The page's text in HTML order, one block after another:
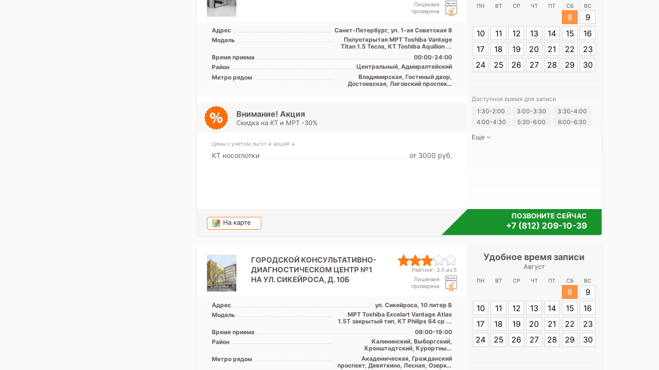
Лицензия
проверена
Адрес
Санкт-Петербург, ул. 1-ая Советская 8
Модель
Полуоткрытая МРТ Toshiba Vantage
Titan 1.5 Тесла, КТ Toshiba Aquilion ...
Время приема
00:00-24:00
Район
Центральный, Адмиралтейский
Метро рядом
Владимирская, Гостиный двор,
Достоевская, Лиговский проспект,
Внимание! Акция
Скидка на КТ и МРТ -30%
Цены с учетом льгот и акций ↓
КТ носоглотки от 3000 pуб.
ПН ВТ СР ЧТ ПТ СБ ВС
8
9
10
11 12 13 14 15
16
17
18 19 20 21 22
23
24
25 26 27 28 29 30
Доступное время для записи
1:30-2:00
3:00-3:30
3:30-4:00
4:00-4:30
5:30-6:00 6:00-6:30
Еще
На карте
ПОЗВОНИТЕ СЕЙЧАС
+7 (812) 209-10-39
ГОРОДСКОЙ КОНСУЛЬТАТИВНО-
ДИАГНОСТИЧЕСКОМ ЦЕНТР №1
НА УЛ. СИКЕЙРОСА, Д. 10Б
Рейтинг: 3.0 из 5
Лицензия
проверена
Адрес
ул. Сикейроса, 10 литер Б
Модель
МРТ Toshiba Excelart Vantage Atlas
1.5T закрытый тип, КТ Philips 64 ср ...
Время приема
09:00-19:00
Район
Калининский, Выборгский,
Кронштадтский, Курортный,
Приморский, Лен. область
Метро рядом
Академическая, Гражданский
проспект, Девяткино, Лесная, Озерки,
Удобное время записи
Август
ПН ВТ СР ЧТ ПТ СБ ВС
8
9
10
11 12 13 14 15
16
17
18 19 20 21 22
23
24
25 26 27 28 29 30